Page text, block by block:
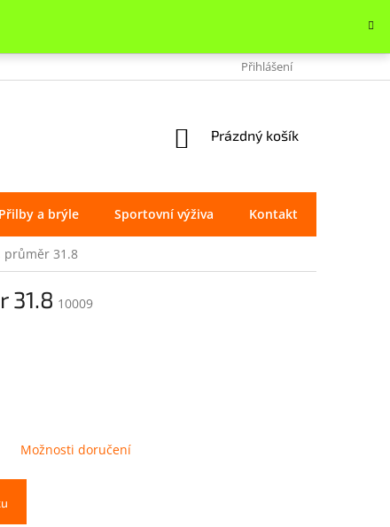
REKLAMACE OCHRANA
Přihlášení
NÁKUPNÍ
Prázdný košík
Přilby a brýle Sportovní výživa Kontakt
průměr 31.8
31.8 10009
Možnosti doručení